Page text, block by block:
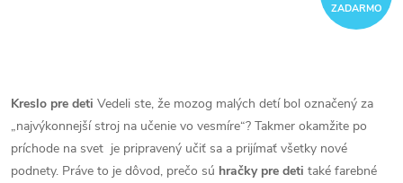
ZADARMO
Kreslo pre deti Vedeli ste, že mozog malých detí bol označený za
„najvýkonnejší stroj na učenie vo vesmíre“? Takmer okamžite po
príchode na svet je pripravený učiť sa a prijímať všetky nové
podnety. Práve to je dôvod, prečo sú hračky pre deti také farebné